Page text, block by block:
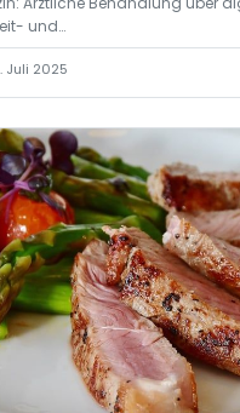
und…
Juli 2025